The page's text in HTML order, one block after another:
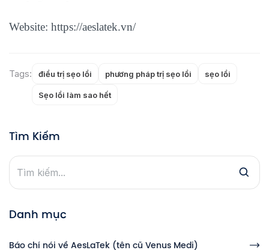
Website: https://aeslatek.vn/
Tags: điều trị sẹo lồi phương pháp trị sẹo lồi sẹo lồi
Sẹo lồi làm sao hết
Tìm Kiếm
Danh mục
Báo chí nói về AesLaTek (tên cũ Venus Medi)